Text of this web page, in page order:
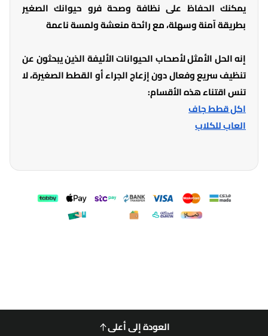
يمكنك الحفاظ على نظافة وصحة فرو حيوانك الصغير
بطريقة آمنة وسهلة، مع رائحة منعشة ولمسة ناعمة
إنه الحل الأمثل لأصحاب الحيوانات الأليفة الذين يبحثون عن
تنظيف سريع وفعال دون إزعاج الجراء أو القطط الصغيرة، لا
تنس اقتناء هذه الأقسام:
اكل قطط جاف
العاب للكلاب
العودة إلى أعلى